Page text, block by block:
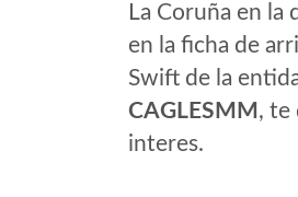
La Coruña en la
en la ficha de
Swift de la
CAGLESMM , te
interes.